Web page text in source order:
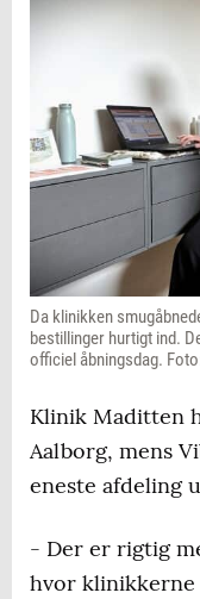
Da klinikken
bestillinger hurtigt ind.
officiel åbningsdag.
Klinik Maditten
Aalborg, mens
eneste afdeling
- Der er rigtig
hvor